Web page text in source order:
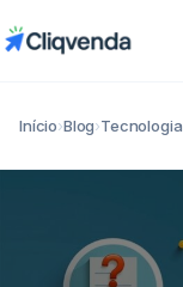
Início›Blog›Tecnologia